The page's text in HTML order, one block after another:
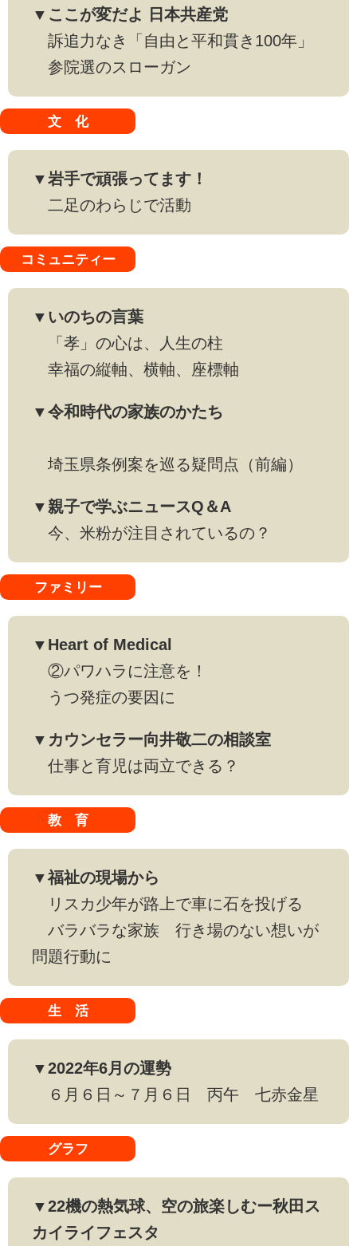
▼ここが変だよ 日本共産党
訴追力なき「自由と平和貫き100年」
参院選のスローガン
文 化
▼岩手で頑張ってます！
二足のわらじで活動
コミュニティー
▼いのちの言葉
「孝」の心は、人生の柱
幸福の縦軸、横軸、座標軸
▼令和時代の家族のかたち
埼玉県条例案を巡る疑問点（前編）
▼親子で学ぶニュースQ＆A
今、米粉が注目されているの？
ファミリー
▼Heart of Medical
②パワハラに注意を！
うつ発症の要因に
▼カウンセラー向井敬二の相談室
仕事と育児は両立できる？
教 育
▼福祉の現場から
リスカ少年が路上で車に石を投げる
バラバラな家族 行き場のない想いが
問題行動に
生 活
▼2022年6月の運勢
６月６日～７月６日 丙午 七赤金星
グラフ
▼22機の熱気球、空の旅楽しむー秋田ス
カイライフェスタ